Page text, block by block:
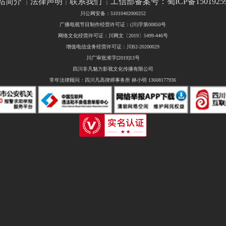
| | |
川公网安备：51010402000252
广播电视节目制作经营许可证：(川)字第00850号
网络文化经营许可证：川网文〔2019〕5499-446号
增值电信业务经营许可证：川B2-20200029
川广审批准字[2019]13号
四川非凡魅力影视文化传播有限公司
常年法律顾问：四川凡高律师事务所 林小明 13608177936